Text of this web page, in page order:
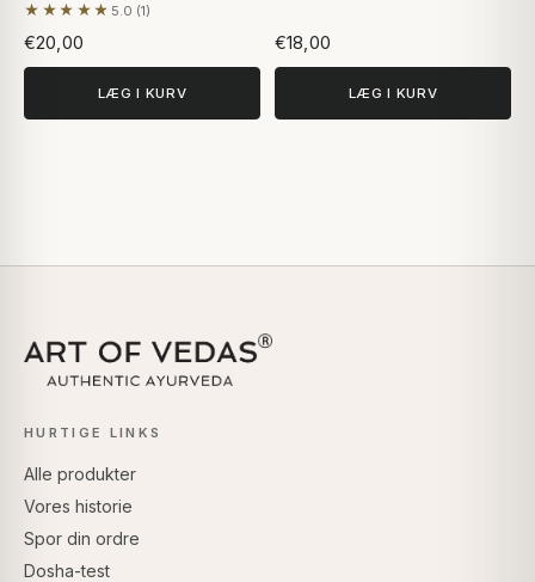
★★★★★ 5.0 (1)
Baseret på 1 anmeldelse
€20,00
LÆG I KURV
€18,00
LÆG I KURV
HURTIGE LINKS
Alle produkter
Vores historie
Spor din ordre
Dosha-test